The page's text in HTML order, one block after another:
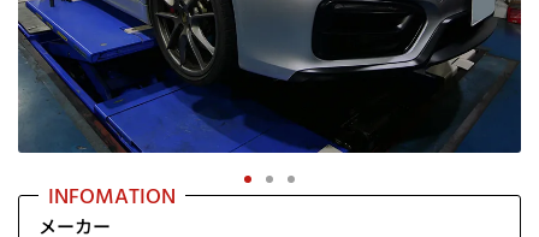
INFOMATION
メーカー